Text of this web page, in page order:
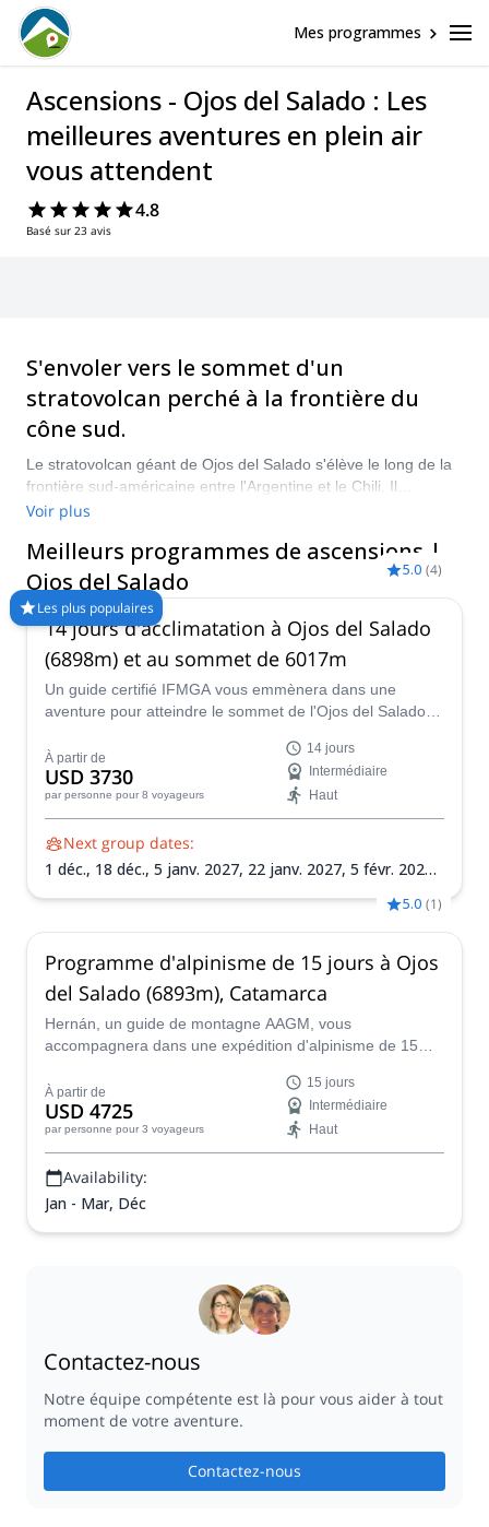
Mes programmes
Ascensions - Ojos del Salado : Les
meilleures aventures en plein air
vous attendent
4.8
Basé sur 23 avis
S'envoler vers le sommet d'un
stratovolcan perché à la frontière du
cône sud.
Le stratovolcan géant de Ojos del Salado s'élève le long de la
frontière sud-américaine entre l'Argentine et le Chili. Il
comprend l'est du Copiapó chilien et l'ouest du Fiambalá
haut volcan actif du monde, et le deuxième plus haut sommet
des hémisphères sud et ouest. Son ascension est
techniquement douce, sauf pour les derniers mètres, qui
nécessitent des cordes et des beaudriers. Il existe deux routes
pour atteindre Ojos del Salado : le col international de San
Francisco depuis le côté argentin, et la route plus accessible et
plus courte depuis le côté chilien. Visitez le site pendant les
mois les plus doux, entre octobre et mars, pour bénéficier de
Voir plus
Meilleurs programmes de ascensions |
Ojos del Salado
Les plus populaires
5.0 (4)
14 jours d'acclimatation à Ojos del Salado
(6898m) et au sommet de 6017m
Un guide certifié IFMGA vous emmènera dans une
aventure pour atteindre le sommet de l'Ojos del Salado.
Muertas et Nevado San Francisco pour l'acclimatation.
À partir de
USD 3730
par personne pour 8 voyageurs
14 jours
Intermédiaire
Haut
Next group dates:
1 déc., 18 déc., 5 janv. 2027, 22 janv. 2027, 5 févr. 2027,
5.0 (1)
Programme d'alpinisme de 15 jours à Ojos
del Salado (6893m), Catamarca
Hernán, un guide de montagne AAGM, vous
accompagnera dans une expédition d'alpinisme de 15
du monde.
À partir de
USD 4725
par personne pour 3 voyageurs
15 jours
Intermédiaire
Haut
Availability:
Jan - Mar, Déc
Contactez-nous
Notre équipe compétente est là pour vous aider à tout
moment de votre aventure.
Contactez-nous